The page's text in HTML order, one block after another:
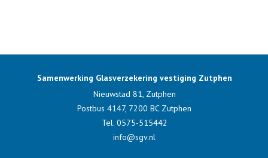
Samenwerking Glasverzekering vestiging Zutphen
Nieuwstad 81, Zutphen
Postbus 4147, 7200 BCZutphen
Tel. 0575-515442
info@sgv.nl